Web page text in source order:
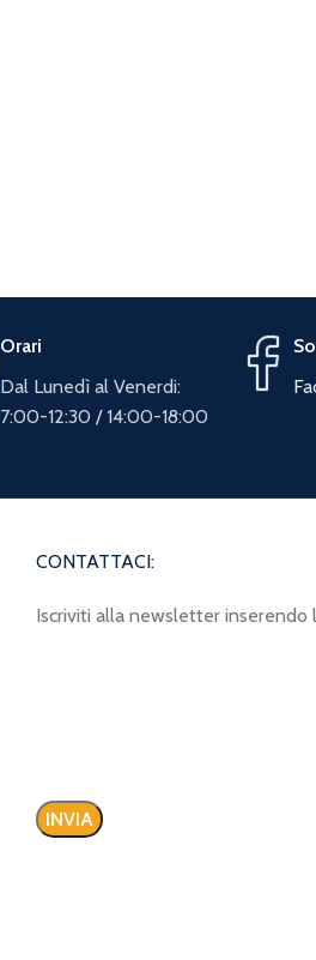
Orari
Dal Lunedì al Venerdi:
7:00-12:30 / 14:00-18:00
CONTATTACI:
Iscriviti alla newsletter inserendo